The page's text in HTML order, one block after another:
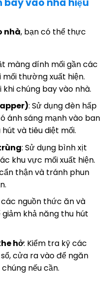
bay vào nhà hiệu
nhà, bạn có thể thực
màng dính mối gần các
thường xuất hiện.
chúng bay vào nhà.
: Sử dụng đèn hấp
ánh sáng mạnh vào ban
và tiêu diệt mối.
: Sử dụng bình xịt
khu vực mối xuất hiện.
thận và tránh phun
các nguồn thức ăn và
khả năng thu hút
hở: Kiểm tra kỹ các
cửa ra vào để ngăn
nếu cần.